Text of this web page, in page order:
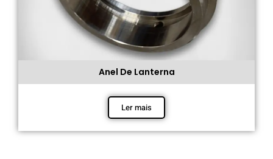
Anel De Lanterna
Ler mais